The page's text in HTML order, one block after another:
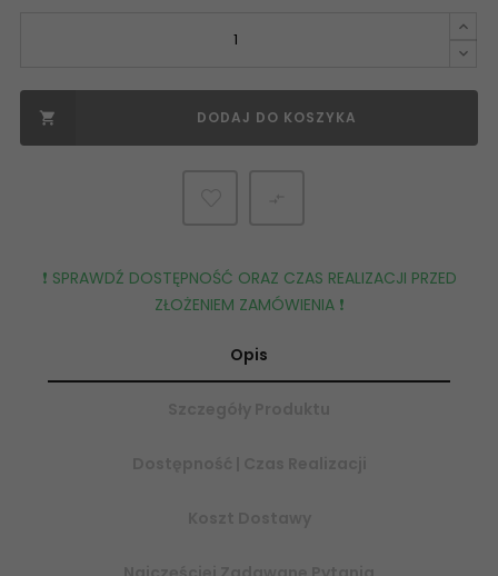
 DODAJ DO KOSZYKA
❗️ SPRAWDŹ DOSTĘPNOŚĆ ORAZ CZAS REALIZACJI PRZED
ZŁOŻENIEM ZAMÓWIENIA ❗️
Opis